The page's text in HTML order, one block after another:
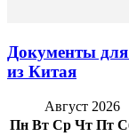
Документы
из Китая
Август 2026
Пн Вт Ср Чт Пт